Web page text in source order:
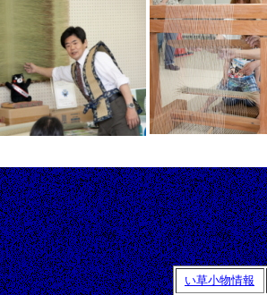
い草小物情報